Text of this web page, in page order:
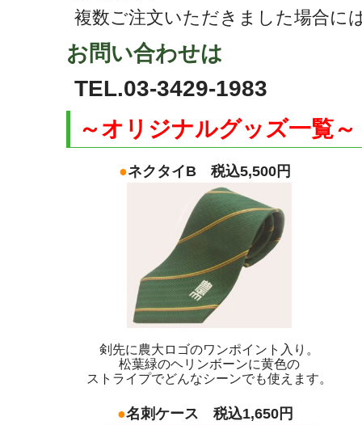
複数ご注文いただきました場合に
お問い合わせは
TEL.03-3429-1983
～オリジナルグッズ一覧～
●ネクタイB 税込5,500円
剣先に農大ロゴのワンポイント入り。
松葉緑のヘリンボーンに黄色の
ストライプでどんなシーンでも使えます。
●名刺ケース 税込1,650円